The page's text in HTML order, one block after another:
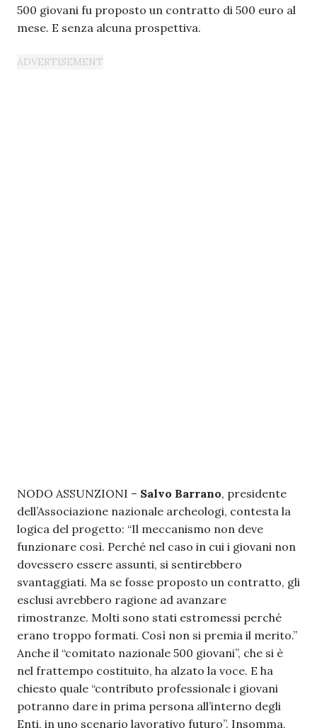
500 giovani fu proposto un contratto di 500 euro al
mese. E senza alcuna prospettiva.
NODO ASSUNZIONI – Salvo Barrano, presidente
dell’Associazione nazionale archeologi, contesta la
logica del progetto: “Il meccanismo non deve
funzionare così. Perché nel caso in cui i giovani non
dovessero essere assunti, si sentirebbero
svantaggiati. Ma se fosse proposto un contratto, gli
esclusi avrebbero ragione ad avanzare
rimostranze. Molti sono stati estromessi perché
erano troppo formati. Così non si premia il merito.”
Anche il “comitato nazionale 500 giovani”, che si è
nel frattempo costituito, ha alzato la voce. E ha
chiesto quale “contributo professionale i giovani
potranno dare in prima persona all’interno degli
Enti, in uno scenario lavorativo futuro”. Insomma,